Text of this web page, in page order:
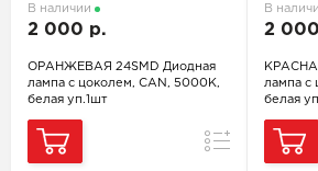
В наличии
2 000 р.
ОРАНЖЕВАЯ 24SMD Диодная
лампа с цоколем, CAN, 5000K,
белая уп.1шт
Сравнение
В
2
лампа с
белая